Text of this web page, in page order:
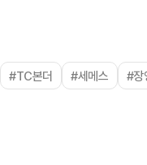
#TC본더 #세메스 #장